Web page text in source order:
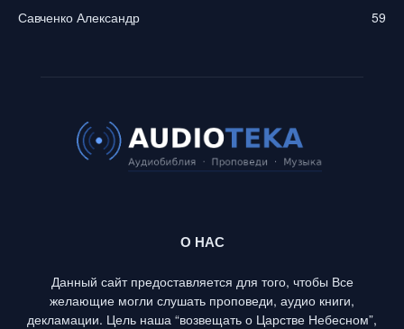
Савченко Александр
59
О НАС
Данный сайт предоставляется для того, чтобы Все
желающие могли слушать проповеди, аудио книги,
декламации. Цель наша “возвещать о Царстве Небесном”,